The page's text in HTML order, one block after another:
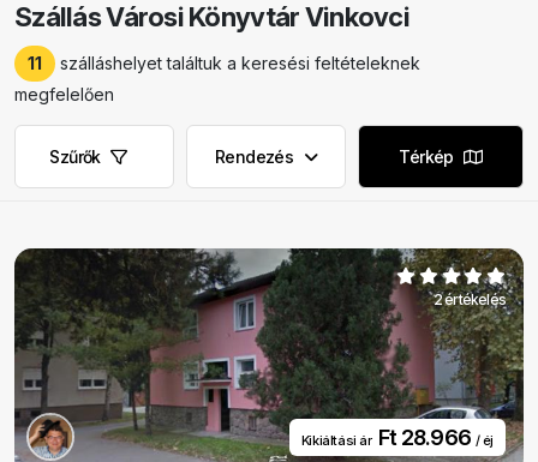
Szállás Városi Könyvtár Vinkovci
11
szálláshelyet találtuk a keresési feltételeknek
megfelelően
Szűrők Rendezés Térkép
2 értékelés
Kikiáltási ár Ft 28.966 / éj